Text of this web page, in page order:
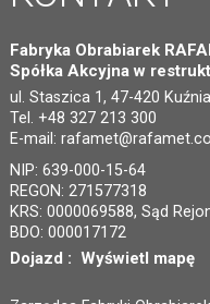
Fabryka Obrabiarek
Spółka Akcyjna w
ul. Staszica 1, 47-420
Tel. +48 327 213 300
E-mail:
NIP: 639-000-15-64
REGON: 271577318
KRS: 0000069588, Sąd
BDO: 000017172
Dojazd :Wyświetl mapę